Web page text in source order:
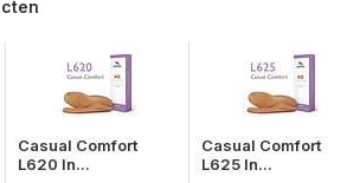
Casual Comfort
L620 In...
Casual Comfort
L625 In...